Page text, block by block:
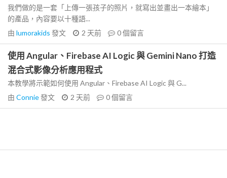
我們做的是一套「上傳一張孩子的照片，就寫出並畫出一本繪本」
的產品，內容要以十種語...
由 lumorakids 發文 2 天前 0個留言
使用 Angular、Firebase AI Logic 與 Gemini Nano 打造
混合式影像分析應用程式
本教學將示範如何使用 Angular、Firebase AI Logic 與 G...
由 Connie發文 2 天前 0個留言